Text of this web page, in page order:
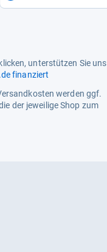
unterstützen Sie uns
finanziert
werden ggf.
der jeweilige Shop zum